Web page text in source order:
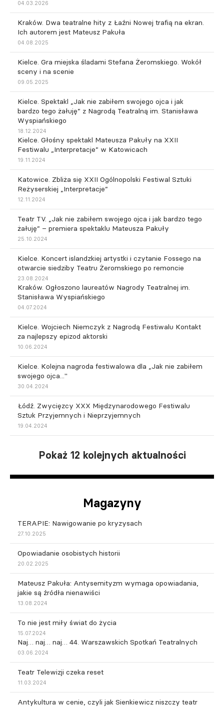
04.03.2026
Kraków. Dwa teatralne hity z Łaźni Nowej trafią na ekran.
Ich autorem jest Mateusz Pakuła
04.08.2025
Kielce. Gra miejska śladami Stefana Żeromskiego. Wokół
sceny i na scenie
09.05.2025
Kielce. Spektakl „Jak nie zabiłem swojego ojca i jak
bardzo tego żałuję” z Nagrodą Teatralną im. Stanisława
Wyspiańskiego
18.12.2024
Kielce. Głośny spektakl Mateusza Pakuły na XXII
Festiwalu „Interpretacje” w Katowicach
19.11.2024
Katowice. Zbliża się XXII Ogólnopolski Festiwal Sztuki
Reżyserskiej „Interpretacje”
12.11.2024
Teatr TV. „Jak nie zabiłem swojego ojca i jak bardzo tego
żałuję” – premiera spektaklu Mateusza Pakuły
25.10.2024
Kielce. Koncert islandzkiej artystki i czytanie Fossego na
otwarcie siedziby Teatru Żeromskiego po remoncie
23.08.2024
Kraków. Ogłoszono laureatów Nagrody Teatralnej im.
Stanisława Wyspiańskiego
04.07.2024
Kielce. Wojciech Niemczyk z Nagrodą Festiwalu Kontakt
za najlepszy epizod aktorski
10.06.2024
Kielce. Kolejna nagroda festiwalowa dla „Jak nie zabiłem
swojego ojca..."
30.04.2024
Łódź. Zwycięzcy XXX Międzynarodowego Festiwalu
Sztuk Przyjemnych i Nieprzyjemnych
19.04.2024
Pokaż 12 kolejnych aktualności
Magazyny
TERAPIE: Nawigowanie po kryzysach
27.10.2025
Opowiadanie osobistych historii
20.02.2025
Mateusz Pakuła: Antysemityzm wymaga opowiadania,
jakie są źródła nienawiści
13.08.2024
To nie jest miły świat do życia
15.07.2024
Naj… naj… naj… 44. Warszawskich Spotkań Teatralnych
03.06.2024
Teatr Telewizji czeka reset
11.03.2024
Antykultura w cenie, czyli jak Sienkiewicz niszczy teatr